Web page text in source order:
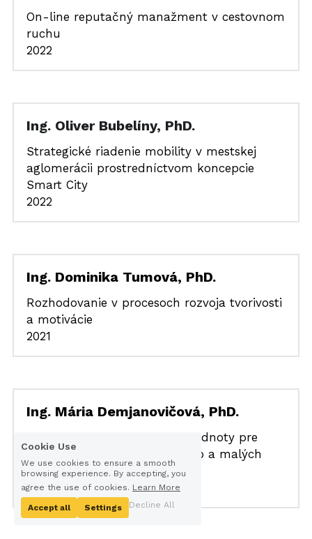
On-line reputačný manažment v cestovnom
ruchu
2022
Ing. Oliver Bubelíny, PhD.
Strategické riadenie mobility v mestskej
aglomerácii prostredníctvom koncepcie
Smart City
2022
Ing. Dominika Tumová, PhD.
Rozhodovanie v procesoch rozvoja tvorivosti
a motivácie
2021
Ing. Mária Demjanovičová, PhD.
Model riadenia parametrov hodnoty pre
podporu udržateľnosti v mikro a malých
podnikoch
2021
Cookie Use
We use cookies to ensure a smooth
browsing experience. By accepting, you
agree the use of cookies. Learn More
Accept all Settings Decline All